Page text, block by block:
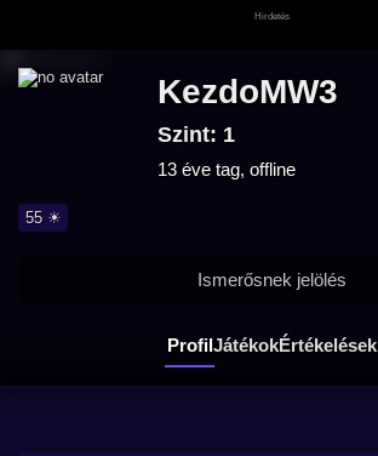
KezdoMW3
Szint: 1
13 éve tag, offline
55 ☀
ProfilJátékokÉrtékelések
Ismerősnek jelölés